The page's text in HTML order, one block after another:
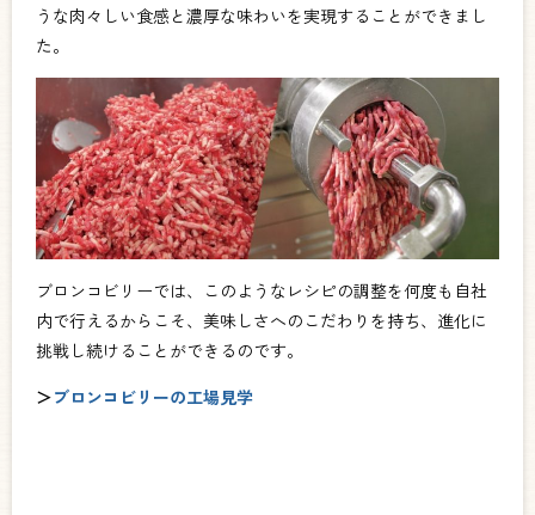
うな肉々しい食感と濃厚な味わいを実現することができまし
た。
ブロンコビリーでは、このようなレシピの調整を何度も自社
内で行えるからこそ、美味しさへのこだわりを持ち、進化に
挑戦し続けることができるのです。
＞ブロンコビリーの工場見学